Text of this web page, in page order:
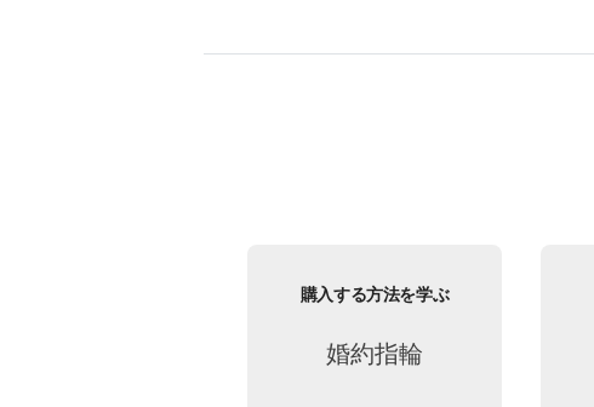
購入する方法を学ぶ
婚約指輪